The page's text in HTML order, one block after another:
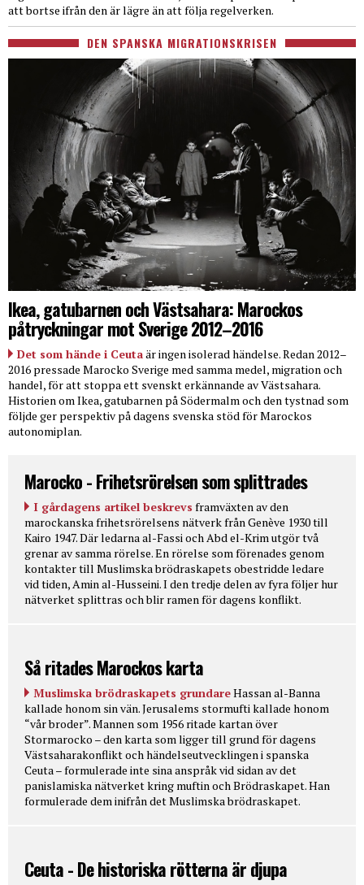
att bortse ifrån den är lägre än att följa regelverken.
DEN SPANSKA MIGRATIONSKRISEN
Ikea, gatubarnen och Västsahara: Marockos
påtryckningar mot Sverige 2012–2016
Det som hände i Ceutaär ingen isolerad händelse. Redan 2012–
2016 pressade Marocko Sverige med samma medel, migration och
handel, för att stoppa ett svenskt erkännande av Västsahara.
Historien om Ikea, gatubarnen på Södermalm och den tystnad som
följde ger perspektiv på dagens svenska stöd för Marockos
autonomiplan.
Marocko - Frihetsrörelsen som splittrades
I gårdagens artikel beskrevs framväxten av den
marockanska frihetsrörelsens nätverk från Genève 1930 till
Kairo 1947. Där ledarna al-Fassi och Abd el-Krim utgör två
grenar av samma rörelse. En rörelse som förenades genom
kontakter till Muslimska brödraskapets obestridde ledare
vid tiden, Amin al-Husseini. I den tredje delen av fyra följer hur
nätverket splittras och blir ramen för dagens konflikt.
Så ritades Marockos karta
Muslimska brödraskapets grundareHassan al-Banna
kallade honom sin vän. Jerusalems stormufti kallade honom
“vår broder”. Mannen som 1956 ritade kartan över
Stormarocko – den karta som ligger till grund för dagens
Västsaharakonflikt och händelseutvecklingen i spanska
Ceuta – formulerade inte sina anspråk vid sidan av det
panislamiska nätverket kring muftin och Brödraskapet. Han
formulerade dem inifrån det Muslimska brödraskapet.
Ceuta - De historiska rötterna är djupa